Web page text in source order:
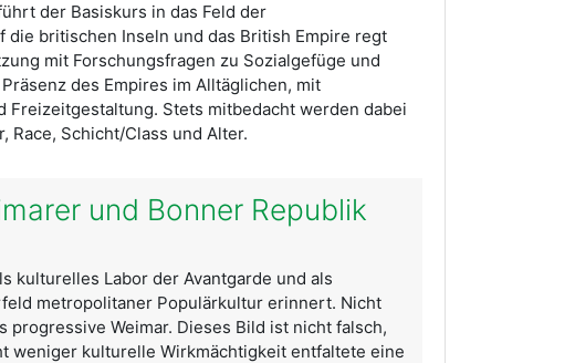
der Basiskurs in das Feld der
die britischen Inseln und das British Empire regt
mit Forschungsfragen zu Sozialgefüge und
des Empires im Alltäglichen, mit
Freizeitgestaltung. Stets mitbedacht werden dabei
Race, Schicht/Class und Alter.
und Bonner Republik
kulturelles Labor der Avantgarde und als
metropolitaner Populärkultur erinnert. Nicht
Weimar. Dieses Bild ist nicht falsch,
weniger kulturelle Wirkmächtigkeit entfaltete eine